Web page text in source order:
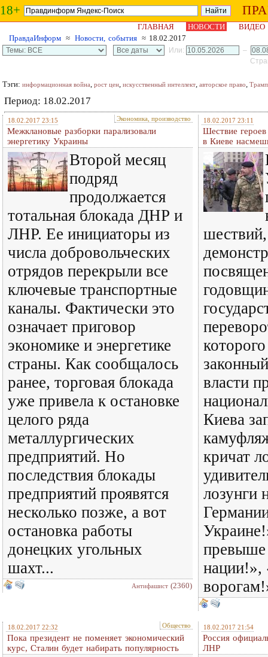
18+
ГЛАВНАЯ НОВОСТИ
ВИДЕО
ПравдаИнформ ≈ Новости, события ≈ 18.02.2017
Или:
–
Тэги: информационная война, рост цен, искусственный интеллект, авторское право, Трамп
Период: 18.02.2017
18.02.2017 23:15 Экономика, производство
Межклановые разборки парализовали
энергетику Украины
Второй месяц
подряд
продолжается
тотальная блокада ДНР и
ЛНР. Ее инициаторы из
числа добровольческих
отрядов перекрыли все
ключевые транспортные
каналы. Фактически это
означает приговор
экономике и энергетике
страны. Как сообщалось
ранее, торговая блокада
уже привела к остановке
целого ряда
металлургических
предприятий. Но
последствия блокады
предприятий проявятся
несколько позже, а вот
остановка работы
донецких угольных
шахт...
Антифашист (2360)
18.02.2017 23:11
Шествие
в Киеве
власти
Киева
кричат
лозунги
превыше
нации!»,
18.02.2017 22:32 Общество
Пока президент не поменяет экономический
курс, Сталин будет набирать популярность
18.02.2017 21:54
Россия
ЛНР